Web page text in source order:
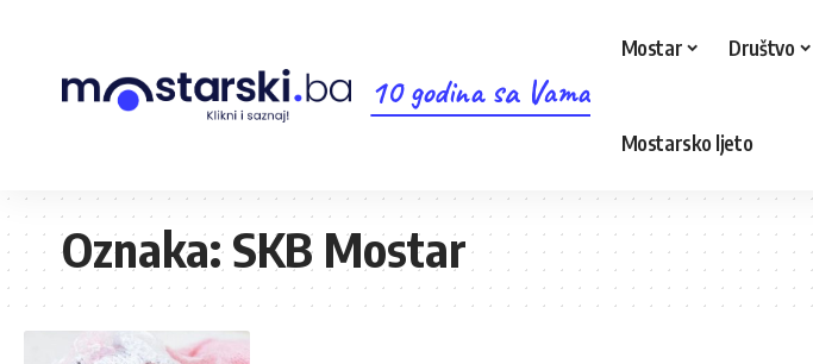
10 godina sa Vama
Mostar Društvo
Mostarsko ljeto
Oznaka:SKB Mostar